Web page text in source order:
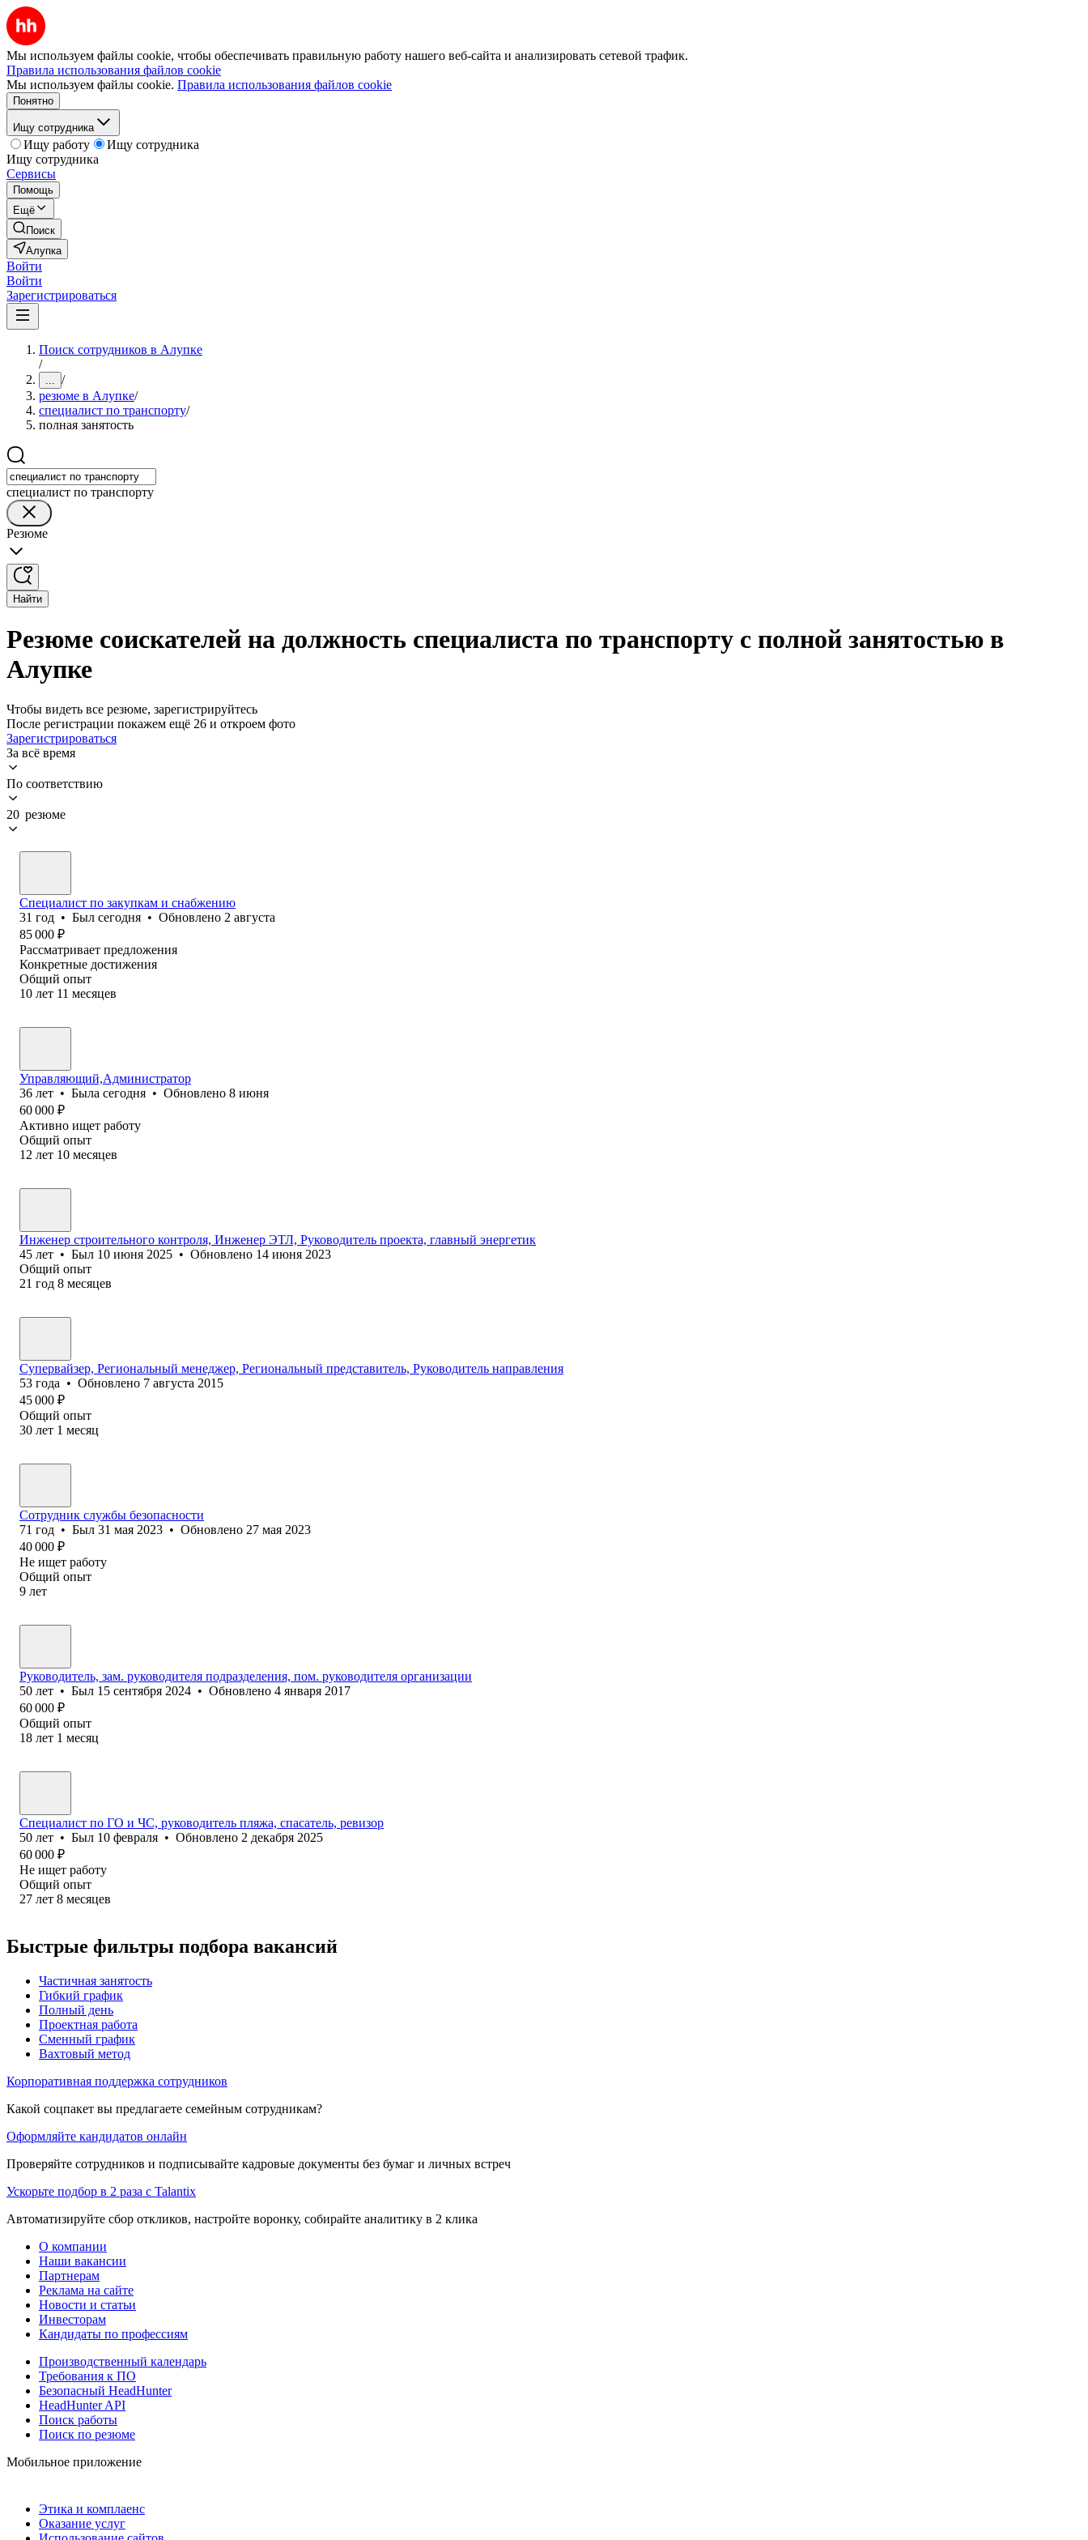
Мы используем файлы cookie, чтобы обеспечивать правильную работу нашего веб-сайта и анализировать сетевой трафик.
Правила использования файлов cookie
Мы используем файлы cookie. Правила использования файлов cookie
Понятно
Ищу сотрудника
Ищу работу
Ищу сотрудника
Ищу сотрудника
Сервисы
Помощь
Ещё
Поиск
Алупка
Войти
Войти
Зарегистрироваться
Поиск сотрудников в Алупке
/
... /
резюме в Алупке/
специалист по транспорту/
полная занятость
специалист по транспорту
Резюме
Найти
Резюме соискателей на должность специалиста по транспорту с полной занятостью в
Алупке
Чтобы видеть все резюме, зарегистрируйтесь
После регистрации покажем ещё 26 и откроем фото
Зарегистрироваться
За всё время
По соответствию
20 резюме
Специалист по закупкам и снабжению
31 год • Был сегодня • Обновлено 2 августа
85 000 ₽
Рассматривает предложения
Конкретные достижения
Общий опыт
10 лет 11 месяцев
Управляющий,Администратор
36 лет • Была сегодня • Обновлено 8 июня
60 000 ₽
Активно ищет работу
Общий опыт
12 лет 10 месяцев
Инженер строительного контроля, Инженер ЭТЛ, Руководитель проекта, главный энергетик
45 лет • Был 10 июня 2025 • Обновлено 14 июня 2023
Общий опыт
21 год 8 месяцев
Супервайзер, Региональный менеджер, Региональный представитель, Руководитель направления
53 года • Обновлено 7 августа 2015
45 000 ₽
Общий опыт
30 лет 1 месяц
Сотрудник службы безопасности
71 год • Был 31 мая 2023 • Обновлено 27 мая 2023
40 000 ₽
Не ищет работу
Общий опыт
9 лет
Руководитель, зам. руководителя подразделения, пом. руководителя организации
50 лет • Был 15 сентября 2024 • Обновлено 4 января 2017
60 000 ₽
Общий опыт
18 лет 1 месяц
Специалист по ГО и ЧС, руководитель пляжа, спасатель, ревизор
50 лет • Был 10 февраля • Обновлено 2 декабря 2025
60 000 ₽
Не ищет работу
Общий опыт
27 лет 8 месяцев
Быстрые фильтры подбора вакансий
Частичная занятость
Гибкий график
Полный день
Проектная работа
Сменный график
Вахтовый метод
Корпоративная поддержка сотрудников
Какой соцпакет вы предлагаете семейным сотрудникам?
Оформляйте кандидатов онлайн
Проверяйте сотрудников и подписывайте кадровые документы без бумаг и личных встреч
Ускорьте подбор в 2 раза с Talantix
Автоматизируйте сбор откликов, настройте воронку, собирайте аналитику в 2 клика
О компании
Наши вакансии
Партнерам
Реклама на сайте
Новости и статьи
Инвесторам
Кандидаты по профессиям
Производственный календарь
Требования к ПО
Безопасный HeadHunter
HeadHunter API
Поиск работы
Поиск по резюме
Мобильное приложение
Этика и комплаенс
Оказание услуг